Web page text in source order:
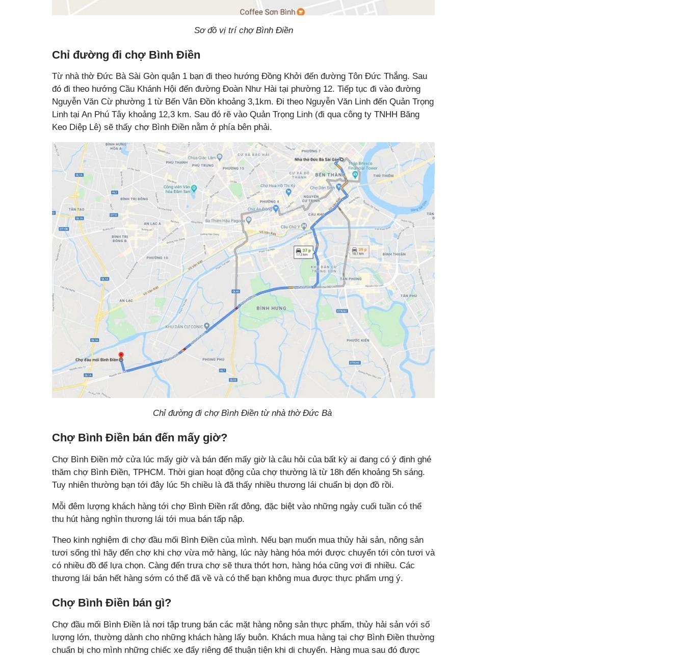
Sơ đồ vị trí chợ Bình Điền
Chỉ đường đi chợ Bình Điền
Từ nhà thờ Đức Bà Sài Gòn quận 1 bạn đi theo hướng Đồng Khởi đến đường Tôn Đức Thắng. Sau
đó đi theo hướng Cầu Khánh Hội đến đường Đoàn Như Hài tại phường 12. Tiếp tục đi vào đường
Nguyễn Văn Cừ phường 1 từ Bến Vân Đồn khoảng 3,1km. Đi theo Nguyễn Văn Linh đến Quản Trọng
Linh tại An Phú Tây khoảng 12,3 km. Sau đó rẽ vào Quản Trọng Linh (đi qua công ty TNHH Băng
Keo Diệp Lê) sẽ thấy chợ Bình Điền nằm ở phía bên phải.
Chỉ đường đi chợ Bình Điền từ nhà thờ Đức Bà
Chợ Bình Điền bán đến mấy giờ?
Chợ Bình Điền mở cửa lúc mấy giờ và bán đến mấy giờ là câu hỏi của bất kỳ ai đang có ý định ghé
thăm chợ Bình Điền, TPHCM. Thời gian hoạt động của chợ thường là từ 18h đến khoảng 5h sáng.
Tuy nhiên thường bạn tới đây lúc 5h chiều là đã thấy nhiều thương lái chuẩn bị dọn đồ rồi.
Mỗi đêm lượng khách hàng tới chợ Bình Điền rất đông, đặc biệt vào những ngày cuối tuần có thể
thu hút hàng nghìn thương lái tới mua bán tấp nập.
Theo kinh nghiệm đi chợ đầu mối Bình Điền của mình. Nếu bạn muốn mua thủy hải sản, nông sản
tươi sống thì hãy đến chợ khi chợ vừa mở hàng, lúc này hàng hóa mới được chuyển tới còn tươi và
có nhiều đồ để lựa chọn. Càng đến trưa chợ sẽ thưa thớt hơn, hàng hóa cũng vơi đi nhiều. Các
thương lái bán hết hàng sớm có thể đã về và có thể bạn không mua được thực phẩm ưng ý.
Chợ Bình Điền bán gì?
Chợ đầu mối Bình Điền là nơi tập trung bán các mặt hàng nông sản thực phẩm, thủy hải sản với số
lượng lớn, thường dành cho những khách hàng lấy buôn. Khách mua hàng tại chợ Bình Điền thường
chuẩn bị cho mình những chiếc xe đẩy riêng để thuận tiện khi di chuyển. Hàng mua sau đó được